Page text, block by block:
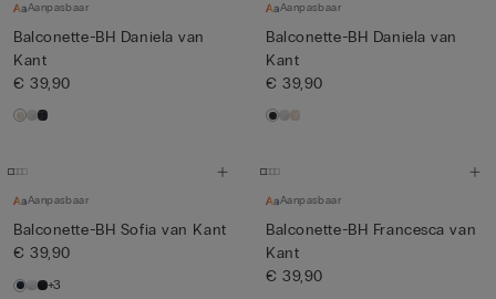
Aanpasbaar
Balconette-BH Daniela van
Kant
€ 39,90
Aanpasbaar
Balconette-BH Daniela van
Kant
€ 39,90
Aanpasbaar
Balconette-BH Sofia van Kant
€ 39,90
+3
Aanpasbaar
Balconette-BH Francesca van
Kant
€ 39,90